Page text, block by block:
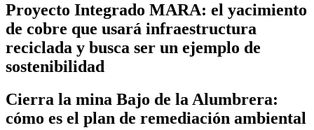
Proyecto Integrado MARA: el yacimiento
de cobre que usará infraestructura
reciclada y busca ser un ejemplo de
sostenibilidad
Cierra la mina Bajo de la Alumbrera:
cómo es el plan de remediación ambiental